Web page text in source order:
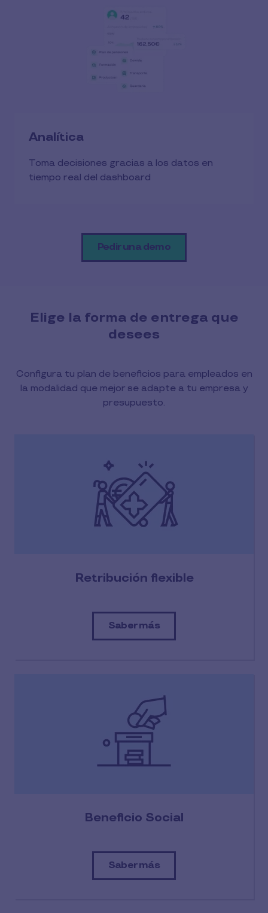
Analítica
Toma decisiones gracias a los datos en
tiempo real del dashboard
Pedir una demo
Elige la forma de entrega que
desees
Configura tu plan de beneficios para empleados en
la modalidad que mejor se adapte a tu empresa y
presupuesto.
Retribución flexible
Saber más
Beneficio Social
Saber más